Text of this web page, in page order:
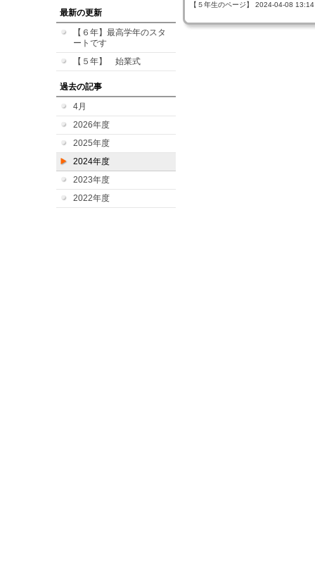
最新の更新
【６年】最高学年のスタ
ートです
【５年】 始業式
過去の記事
4月
2026年度
2025年度
2024年度
2023年度
2022年度
【５年生のページ】 2024-04-08